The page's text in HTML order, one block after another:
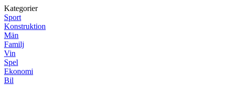
Kategorier
Sport
Konstruktion
Män
Familj
Vin
Spel
Ekonomi
Bil